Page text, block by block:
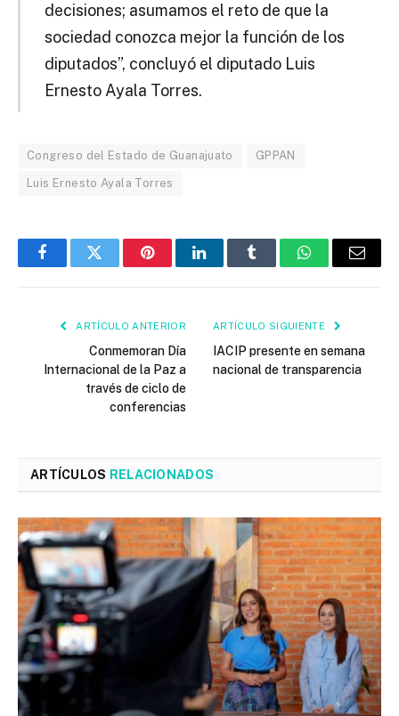
decisiones; asumamos el reto de que la
sociedad conozca mejor la función de los
diputados”, concluyó el diputado Luis
Ernesto Ayala Torres.
Congreso del Estado de Guanajuato GPPAN
Luis Ernesto Ayala Torres
FacebookTwitter PinterestLinkedInTumblr WhatsAppEmail
ARTÍCULO ANTERIOR
Conmemoran Día
Internacional de la Paz a
través de ciclo de
conferencias
ARTÍCULO SIGUIENTE
IACIP presente en semana
nacional de transparencia
ARTÍCULOS RELACIONADOS